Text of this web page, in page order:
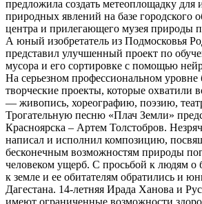
предложила создать метеоплощадку для
природных явлений на базе городского
центра и прилегающего музея природы
А юный изобретатель из Подмосковья
представил улучшенный проект по
мусора и его сортировке с помощью
На серьезном профессиональном
творческие проекты, которые охватили
— живопись, хореографию, поэзию,
Трогательную песню «Плач Земли»
Красноярска – Артем Толстобров.
написал и исполнил композицию,
бесконечным возможностям природы
человеком ущерб. С просьбой к людям
к земле и ее обитателям обратились и
Дагестана. 14-летняя Ирада Ханова и
имеют ограниченные возможности